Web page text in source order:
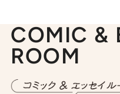
COMIC &
ROOM